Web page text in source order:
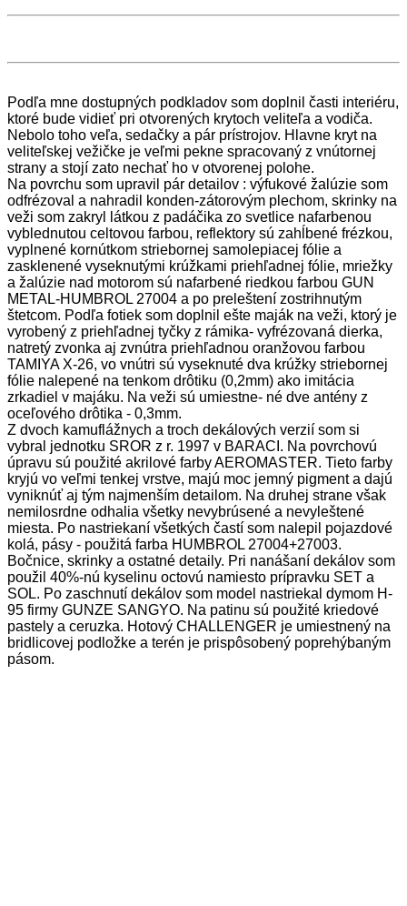
Podľa mne dostupných podkladov som doplnil časti interiéru,
ktoré bude vidieť pri otvorených krytoch veliteľa a vodiča.
Nebolo toho veľa, sedačky a pár prístrojov. Hlavne kryt na
veliteľskej vežičke je veľmi pekne spracovaný z vnútornej
strany a stojí zato nechať ho v otvorenej polohe.
Na povrchu som upravil pár detailov : výfukové žalúzie som
odfrézoval a nahradil konden-zátorovým plechom, skrinky na
veži som zakryl látkou z padáčika zo svetlice nafarbenou
vyblednutou celtovou farbou, reflektory sú zahĺbené frézkou,
vyplnené kornútkom striebornej samolepiacej fólie a
zasklenené vyseknutými krúžkami priehľadnej fólie, mriežky
a žalúzie nad motorom sú nafarbené riedkou farbou GUN
METAL-HUMBROL 27004 a po preleštení zostrihnutým
štetcom. Podľa fotiek som doplnil ešte maják na veži, ktorý je
vyrobený z priehľadnej tyčky z rámika- vyfrézovaná dierka,
natretý zvonka aj zvnútra priehľadnou oranžovou farbou
TAMIYA X-26, vo vnútri sú vyseknuté dva krúžky striebornej
fólie nalepené na tenkom drôtiku (0,2mm) ako imitácia
zrkadiel v majáku. Na veži sú umiestne- né dve antény z
oceľového drôtika - 0,3mm.
Z dvoch kamuflážnych a troch dekálových verzií som si
vybral jednotku SROR z r. 1997 v BARACI. Na povrchovú
úpravu sú použité akrilové farby AEROMASTER. Tieto farby
kryjú vo veľmi tenkej vrstve, majú moc jemný pigment a dajú
vyniknúť aj tým najmenším detailom. Na druhej strane však
nemilosrdne odhalia všetky nevybrúsené a nevyleštené
miesta. Po nastriekaní všetkých častí som nalepil pojazdové
kolá, pásy - použitá farba HUMBROL 27004+27003.
Bočnice, skrinky a ostatné detaily. Pri nanášaní dekálov som
použil 40%-nú kyselinu octovú namiesto prípravku SET a
SOL. Po zaschnutí dekálov som model nastriekal dymom H-
95 firmy GUNZE SANGYO. Na patinu sú použité kriedové
pastely a ceruzka. Hotový CHALLENGER je umiestnený na
bridlicovej podložke a terén je prispôsobený poprehýbaným
pásom.